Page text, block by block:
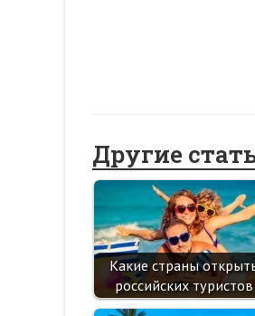
Другие
Какие страны
российских